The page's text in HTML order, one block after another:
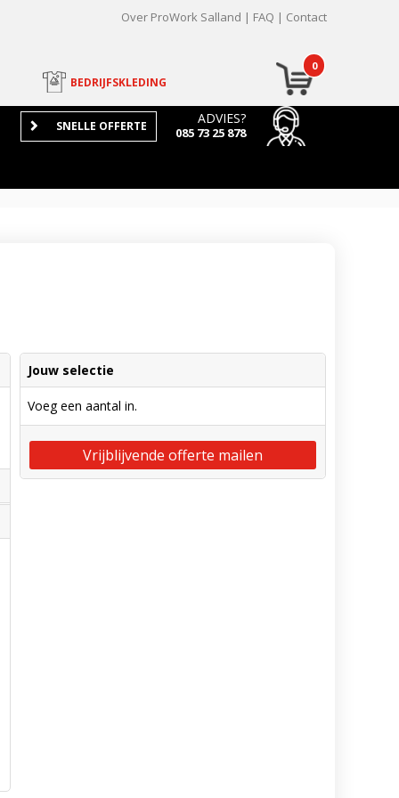
Over ProWork Salland FAQ Contact
0
BEDRIJFSKLEDING
ADVIES?
085 73 25 878
SNELLE OFFERTE
Jouw selectie
Voeg een aantal in.
Vrijblijvende offerte mailen